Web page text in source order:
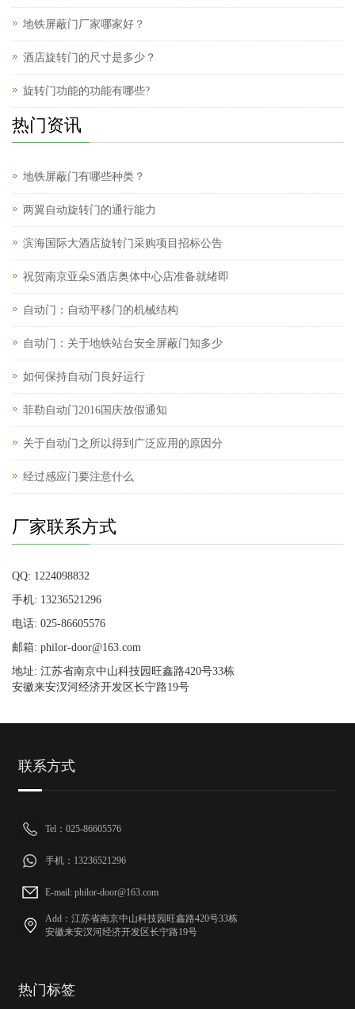
地铁屏蔽门厂家哪家好？
酒店旋转门的尺寸是多少？
旋转门功能的功能有哪些?
热门资讯
地铁屏蔽门有哪些种类？
两翼自动旋转门的通行能力
滨海国际大酒店旋转门采购项目招标公告
祝贺南京亚朵S酒店奥体中心店准备就绪即
自动门：自动平移门的机械结构
自动门：关于地铁站台安全屏蔽门知多少
如何保持自动门良好运行
菲勒自动门2016国庆放假通知
关于自动门之所以得到广泛应用的原因分
经过感应门要注意什么
厂家联系方式
QQ: 1224098832
手机: 13236521296
电话: 025-86605576
邮箱: philor-door@163.com
地址: 江苏省南京中山科技园旺鑫路420号33栋
安徽来安汊河经济开发区长宁路19号
联系方式
Tel：025-86605576
手机：13236521296
E-mail: philor-door@163.com
Add：江苏省南京中山科技园旺鑫路420号33栋
安徽来安汊河经济开发区长宁路19号
热门标签